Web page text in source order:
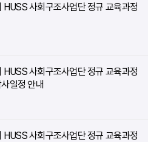
사회구조사업단 정규 교육과정
사회구조사업단 정규 교육과정
일정 안내
사회구조사업단 정규 교육과정